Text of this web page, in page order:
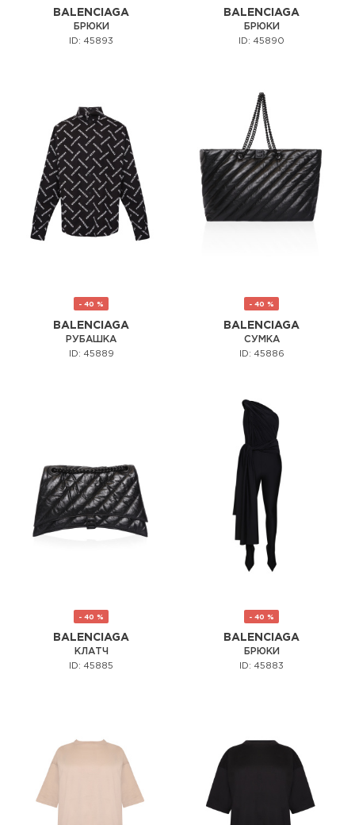
BALENCIAGA
БРЮКИ
ID: 45893
BALENCIAGA
БРЮКИ
ID: 45890
- 40 %
BALENCIAGA
РУБАШКА
ID: 45889
- 40 %
BALENCIAGA
СУМКА
ID: 45886
- 40 %
BALENCIAGA
КЛАТЧ
ID: 45885
- 40 %
BALENCIAGA
БРЮКИ
ID: 45883